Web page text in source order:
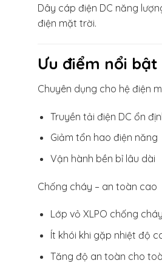
Dây cáp điện DC năng
điện mặt trời.
Ưu điểm nổi bật
Chuyên dụng cho hệ điện
Truyền tải điện DC ổn
Giảm tổn hao điện năng
Vận hành bền bỉ lâu dài
Chống cháy – an toàn cao
Lớp vỏ XLPO chống
Ít khói khi gặp nhiệt độ
Tăng độ an toàn cho